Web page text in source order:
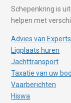
Schepenkring is
helpen met
Advies van Experts
Ligplaats huren
Jachttransport
Taxatie van uw
Vaarberichten
Hiswa